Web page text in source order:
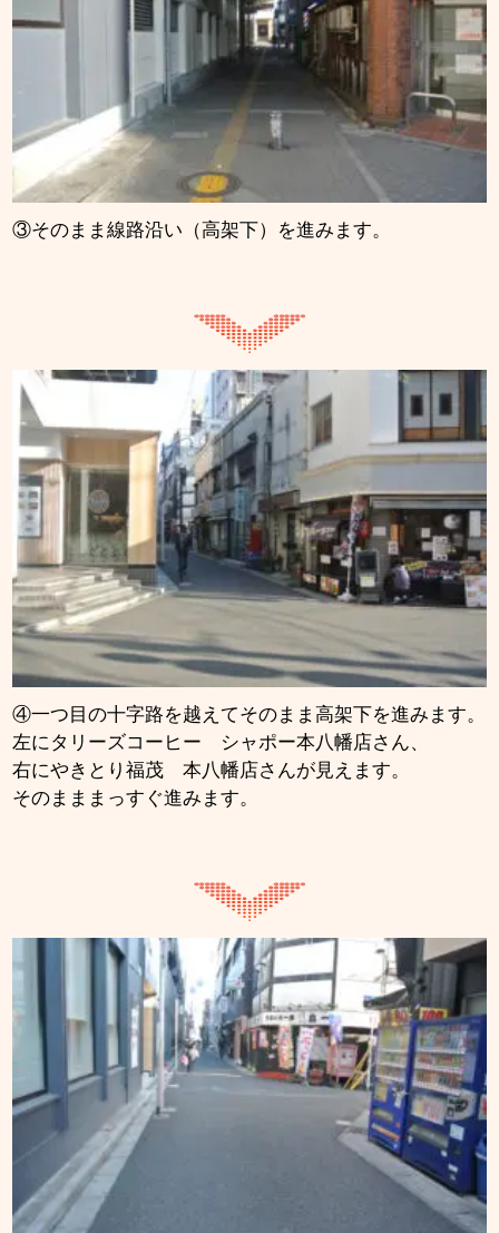
③そのまま線路沿い（高架下）を進みます。
④一つ目の十字路を越えてそのまま高架下を進みます。
左にタリーズコーヒー シャポー本八幡店さん、
右にやきとり福茂 本八幡店さんが見えます。
そのまままっすぐ進みます。